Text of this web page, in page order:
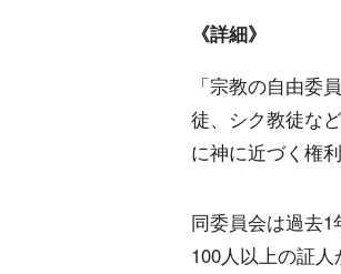
《詳細》
「宗教の自由委
徒、シク教徒な
に神に近づく権
同委員会は過去
100人以上の証